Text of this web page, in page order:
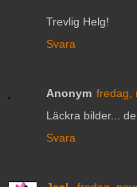
Trevlig Helg!
Svara
Anonym fredag,
Läckra bilder...
Svara